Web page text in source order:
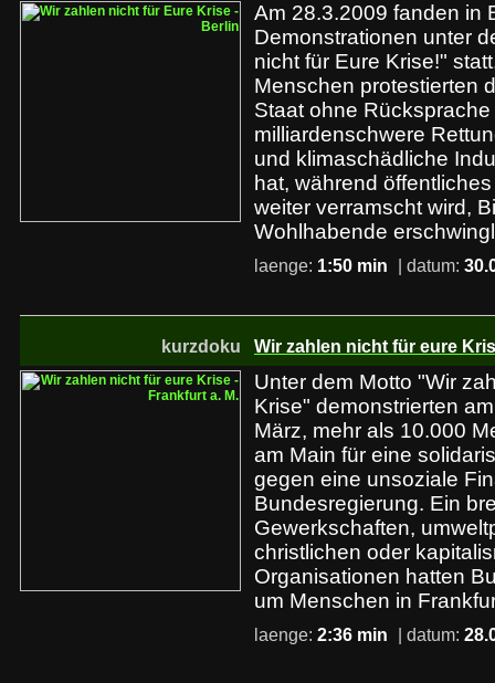
Am 28.3.2009 fanden in
Demonstrationen unter
nicht für Eure Krise!"
Menschen protestierten
Staat ohne
milliardenschwere
und klimaschädliche
hat, während
weiter verramscht wird,
Wohlhabende
laenge: 1:50 min | datum:
kurzdoku Wir zahlen nicht für eure
Unter dem Motto "Wir
Krise" demonstrierten
März, mehr als 10.000
am Main für eine
gegen eine unsoziale
Bundesregierung. Ein
Gewerkschaften,
christlichen oder
Organisationen hatten
um Menschen in
laenge: 2:36 min | datum: